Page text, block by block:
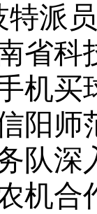
特派
省科
机买
阳
队深
机合